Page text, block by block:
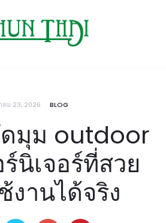
คม 23, 2026 BLOG
มุม outdoor
นิเจอร์ที่สวย
งานได้จริง